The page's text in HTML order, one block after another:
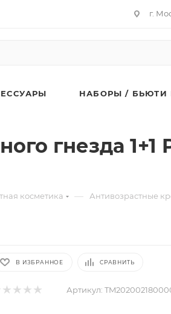
г.
НАБОРЫ / БЬЮТИ
гнезда
косметика — Антивозрастные
В ИЗБРАННОЕ СРАВНИТЬ
Артикул: